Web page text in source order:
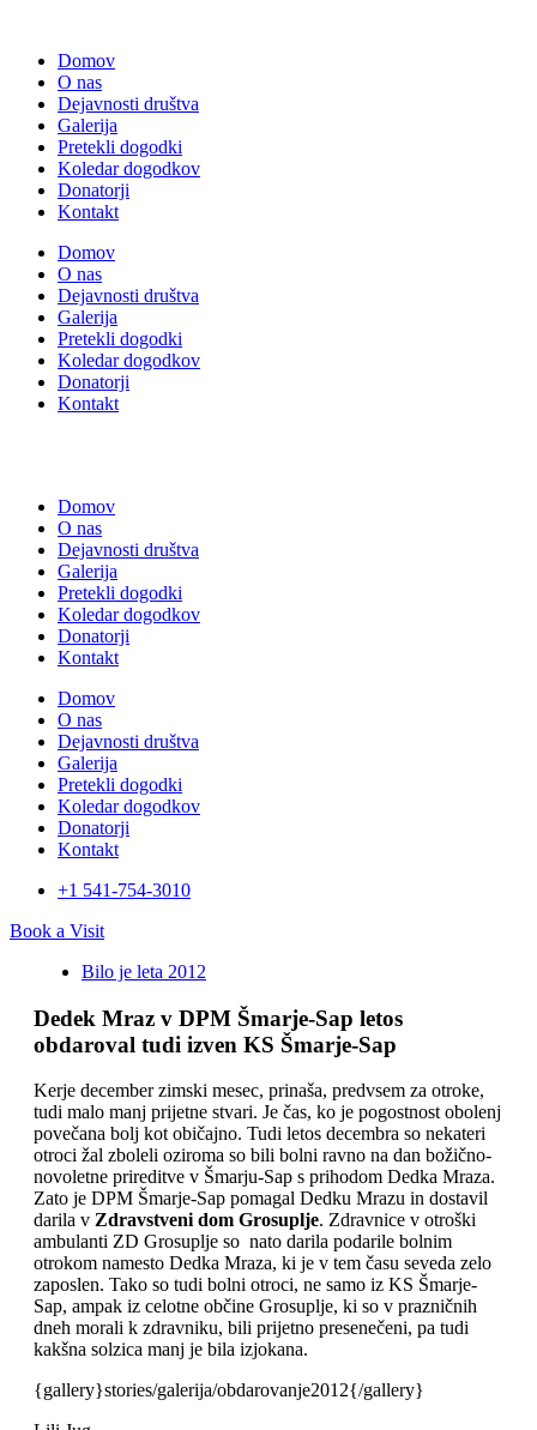
Domov
O nas
Dejavnosti društva
Galerija
Pretekli dogodki
Koledar dogodkov
Donatorji
Kontakt
Domov
O nas
Dejavnosti društva
Galerija
Pretekli dogodki
Koledar dogodkov
Donatorji
Kontakt
Domov
O nas
Dejavnosti društva
Galerija
Pretekli dogodki
Koledar dogodkov
Donatorji
Kontakt
Domov
O nas
Dejavnosti društva
Galerija
Pretekli dogodki
Koledar dogodkov
Donatorji
Kontakt
+1 541-754-3010​
Book a Visit
Bilo je leta 2012
Dedek Mraz v DPM Šmarje-Sap letos
obdaroval tudi izven KS Šmarje-Sap
Kerje december zimski mesec, prinaša, predvsem za otroke,
tudi malo manj prijetne stvari. Je čas, ko je pogostnost obolenj
povečana bolj kot običajno. Tudi letos decembra so nekateri
otroci žal zboleli oziroma so bili bolni ravno na dan božično-
novoletne prireditve v Šmarju-Sap s prihodom Dedka Mraza.
Zato je DPM Šmarje-Sap pomagal Dedku Mrazu in dostavil
darila v Zdravstveni dom Grosuplje. Zdravnice v otroški
ambulanti ZD Grosuplje so nato darila podarile bolnim
otrokom namesto Dedka Mraza, ki je v tem času seveda zelo
zaposlen. Tako so tudi bolni otroci, ne samo iz KS Šmarje-
Sap, ampak iz celotne občine Grosuplje, ki so v prazničnih
dneh morali k zdravniku, bili prijetno presenečeni, pa tudi
kakšna solzica manj je bila izjokana.
{gallery}stories/galerija/obdarovanje2012{/gallery}